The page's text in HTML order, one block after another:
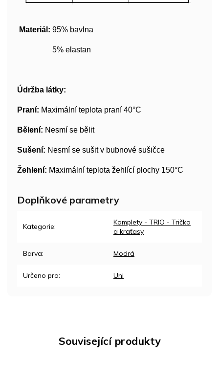
Související produkty
Materiál: 95% bavlna
5% elastan
Údržba látky:
Praní: Maximální teplota praní 40°C
Bělení: Nesmí se bělit
Sušení: Nesmí se sušit v bubnové sušičce
Žehlení: Maximální teplota žehlící plochy 150°C
Doplňkové parametry
Kategorie:
Komplety - TRIO - Tričko
a kraťasy
Barva: Modrá
Určeno pro: Uni